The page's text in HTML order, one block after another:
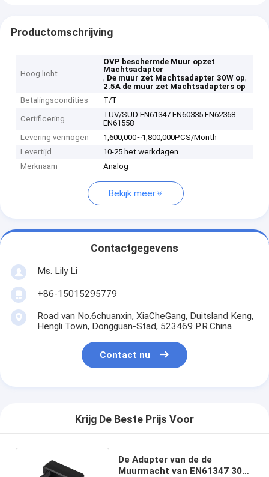
Productomschrijving
Hoog licht
OVP beschermde Muur opzet
Machtsadapter
, De muur zet Machtsadapter 30W op,
2.5A de muur zet Machtsadapters op
Betalingscondities
T/T
Certificering
TUV/SUD EN61347 EN60335 EN62368
EN61558
Levering vermogen
1,600,000~1,800,000PCS/Month
Levertijd
10-25 het werkdagen
Merknaam
Analog
Bekijk meer
Contactgegevens
Ms. Lily Li
+86-15015295779
Road van No.6chuanxin, XiaCheGang, Duitsland Keng,
Hengli Town, Dongguan-Stad, 523469 P.R.China
Contact nu
Krijg De Beste Prijs Voor
De Adapter van de de
Muurmacht van EN61347 30W